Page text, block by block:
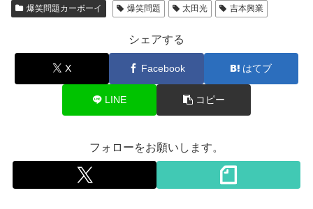
爆笑問題カーボーイ 爆笑問題 太田光 吉本興業
シェアする
X Facebook はてブ
LINE コピー
フォローをお願いします。